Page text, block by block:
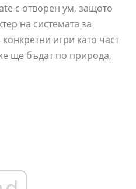
с отворен ум, защото
на системата за
игри като част
ще бъдат по природа,